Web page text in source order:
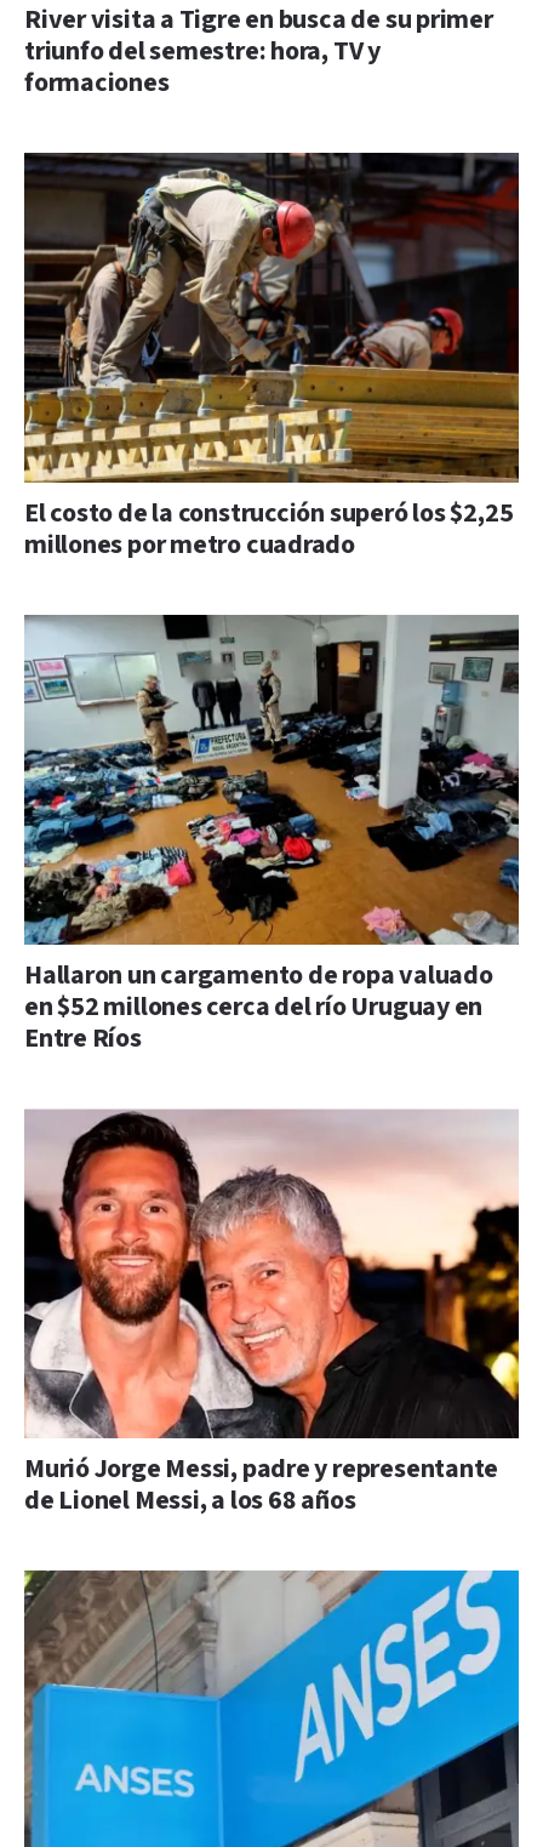
River visita a Tigre en busca de su primer
triunfo del semestre: hora, TV y
formaciones
El costo de la construcción superó los $2,25
millones por metro cuadrado
Hallaron un cargamento de ropa valuado
en $52 millones cerca del río Uruguay en
Entre Ríos
Murió Jorge Messi, padre y representante
de Lionel Messi, a los 68 años